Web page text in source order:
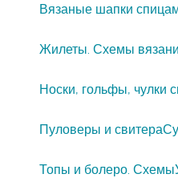
Вязаные шапки
Жилеты. Схемы
Носки, гольфы, чулки
Пуловеры и свитера
Топы и болеро. Схемы